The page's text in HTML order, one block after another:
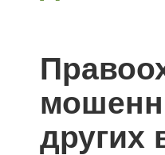
других